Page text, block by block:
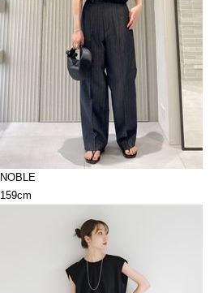
NOBLE
159cm